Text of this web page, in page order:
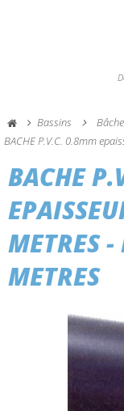
Bassins
Bâche
BACHE P.V.C. 0.8mm
BACHE
METRES
METRES